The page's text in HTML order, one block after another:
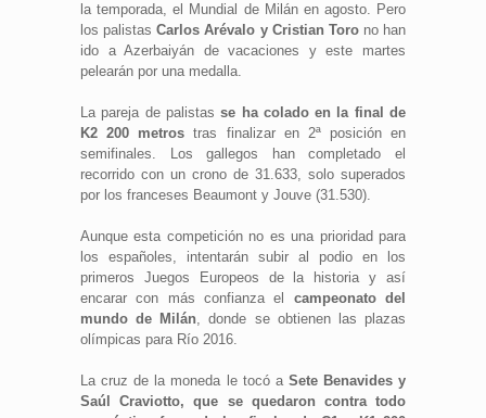
la temporada, el Mundial de Milán en agosto. Pero
los palistasCarlos Arévalo y Cristian Torono han
ido a Azerbaiyán de vacaciones y este martes
pelearán por una medalla.
La pareja de palistasse ha colado en la final de
K2 200 metros tras finalizar en 2ª posición en
semifinales. Los gallegos han completado el
recorrido con un crono de 31.633, solo superados
por los franceses Beaumont y Jouve (31.530).
Aunque esta competición no es una prioridad para
los españoles, intentarán subir al podio en los
primeros Juegos Europeos de la historia y así
encarar con más confianza el campeonato del
mundo de Milán, donde se obtienen las plazas
olímpicas para Río 2016.
La cruz de la moneda le tocó a Sete Benavides y
Saúl Craviotto, que se quedaron contra todo